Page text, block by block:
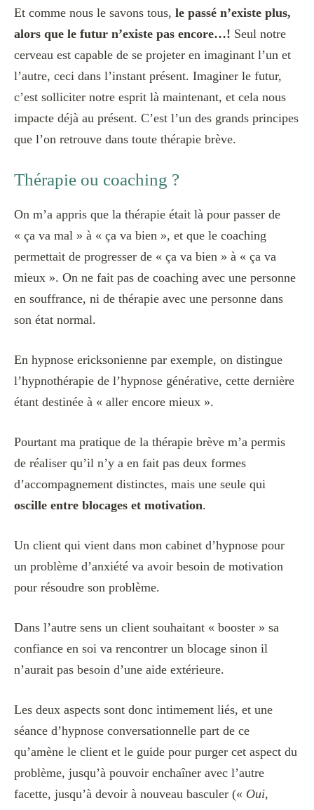
Et comme nous le savons tous, le passé n’existe plus,
alors que le futur n’existe pas encore…! Seul notre
cerveau est capable de se projeter en imaginant l’un et
l’autre, ceci dans l’instant présent. Imaginer le futur,
c’est solliciter notre esprit là maintenant, et cela nous
impacte déjà au présent. C’est l’un des grands principes
que l’on retrouve dans toute thérapie brève.
Thérapie ou coaching ?
On m’a appris que la thérapie était là pour passer de
« ça va mal » à « ça va bien », et que le coaching
permettait de progresser de « ça va bien » à « ça va
mieux ». On ne fait pas de coaching avec une personne
en souffrance, ni de thérapie avec une personne dans
son état normal.
En hypnose ericksonienne par exemple, on distingue
l’hypnothérapie de l’hypnose générative, cette dernière
étant destinée à « aller encore mieux ».
Pourtant ma pratique de la thérapie brève m’a permis
de réaliser qu’il n’y a en fait pas deux formes
d’accompagnement distinctes, mais une seule qui
oscille entre blocages et motivation.
Un client qui vient dans mon cabinet d’hypnose pour
un problème d’anxiété va avoir besoin de motivation
pour résoudre son problème.
Dans l’autre sens un client souhaitant « booster » sa
confiance en soi va rencontrer un blocage sinon il
n’aurait pas besoin d’une aide extérieure.
Les deux aspects sont donc intimement liés, et une
séance d’hypnose conversationnelle part de ce
qu’amène le client et le guide pour purger cet aspect du
problème, jusqu’à pouvoir enchaîner avec l’autre
facette, jusqu’à devoir à nouveau basculer (« Oui,